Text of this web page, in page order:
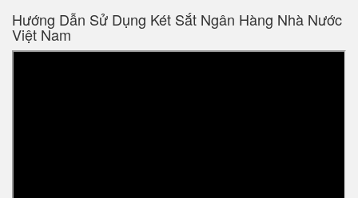
Hướng Dẫn Sử Dụng Két Sắt Ngân Hàng Nhà Nước
Việt Nam